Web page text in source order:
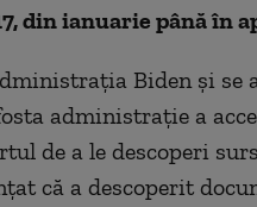
din ianuarie până în
Biden și se
administrație a
de a le descoperi
că a descoperit